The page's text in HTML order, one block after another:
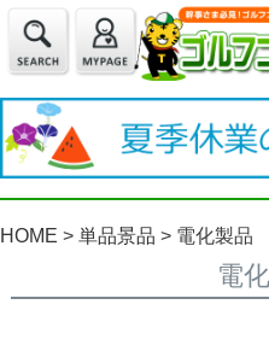
HOME 単品景品 電化製品
電